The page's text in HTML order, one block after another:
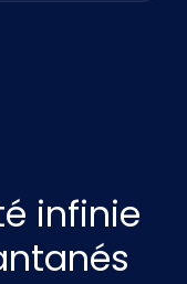
infinie